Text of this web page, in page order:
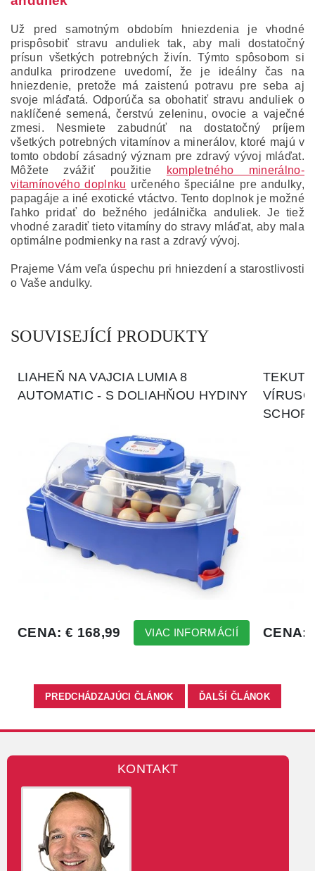
Už pred samotným obdobím hniezdenia je vhodné
prispôsobiť stravu anduliek tak, aby mali dostatočný
prísun všetkých potrebných živín. Týmto spôsobom si
andulka prirodzene uvedomí, že je ideálny čas na
hniezdenie, pretože má zaistenú potravu pre seba aj
svoje mláďatá. Odporúča sa obohatiť stravu anduliek o
naklíčené semená, čerstvú zeleninu, ovocie a vaječné
zmesi. Nesmiete zabudnúť na dostatočný príjem
všetkých potrebných vitamínov a minerálov, ktoré majú v
tomto období zásadný význam pre zdravý vývoj mláďat.
Môžete zvážiť použitie
kompletného minerálno-
vitamínového doplnku určeného špeciálne pre andulky,
papagáje a iné exotické vtáctvo. Tento doplnok je možné
ľahko pridať do bežného jedálnička anduliek. Je tiež
vhodné zaradiť tieto vitamíny do stravy mláďat, aby mala
optimálne podmienky na rast a zdravý vývoj.
Prajeme Vám veľa úspechu pri hniezdení a starostlivosti
o Vaše andulky.
SOUVISEJÍCÍ PRODUKTY
PREDCHÁDZAJÚCI ČLÁNOK ĎALŠÍ ČLÁNOK
KONTAKT